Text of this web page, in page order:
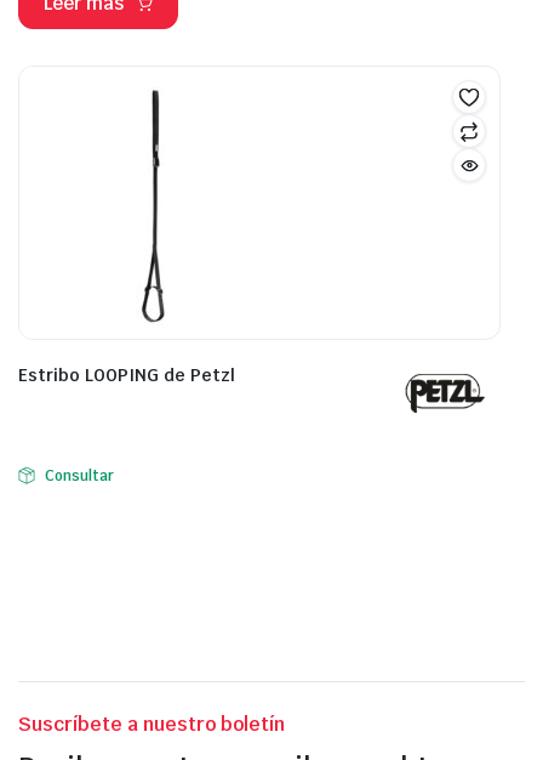
Estribo LOOPING de Petzl
Consultar
Suscríbete a nuestro boletín